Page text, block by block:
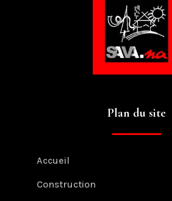
Plan du site
Accueil
Construction